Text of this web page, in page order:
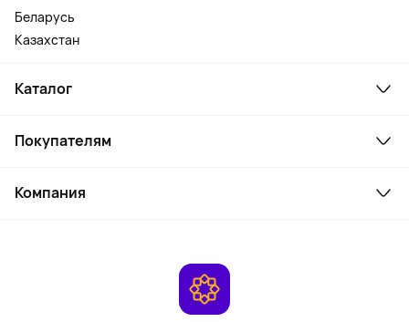
Беларусь
Казахстан
Каталог
Ноутбуки, мониторы, VR
Косметика и уход
Покупателям
Как заказать
Компания